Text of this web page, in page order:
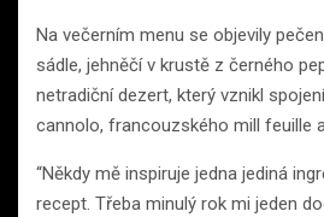
Na večerním menu se objevily
sádle, jehněčí v krustě z černého
netradiční dezert, který vznikl
cannolo, francouzského mill feuille
“Někdy mě inspiruje jedna jediná
recept. Třeba minulý rok mi jeden